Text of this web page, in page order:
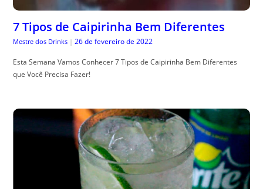
7 Tipos de Caipirinha Bem Diferentes
Mestre dos Drinks | 26 de fevereiro de 2022
Esta Semana Vamos Conhecer 7 Tipos de Caipirinha Bem Diferentes
que Você Precisa Fazer!